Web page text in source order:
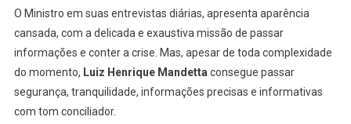
O Ministro em suas entrevistas diárias, apresenta aparência
cansada, com a delicada e exaustiva missão de passar
informações e conter a crise. Mas, apesar de toda complexidade
do momento, Luiz Henrique Mandetta consegue passar
segurança, tranquilidade, informações precisas e informativas
com tom conciliador.